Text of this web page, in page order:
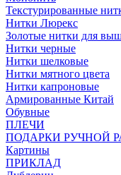
Текстурированные
Нитки Люрекс
Золотые нитки для
Нитки черные
Нитки шелковые
Нитки мятного цвета
Нитки капроновые
Армированные Китай
Обувные
ПЛЕЧИ
ПОДАРКИ РУЧНОЙ
Картины
ПРИКЛАД